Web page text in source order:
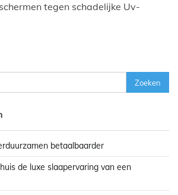
tegen schadelijke Uv-
betaalbaarder
de luxe slaapervaring van een